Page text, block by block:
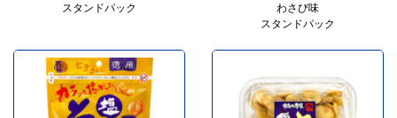
スタンドパック
わさび味
スタンドパック